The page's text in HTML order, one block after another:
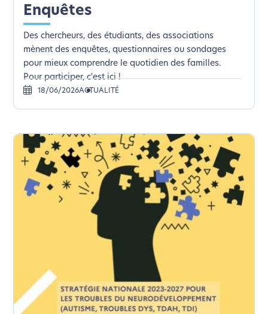
Enquêtes
Des chercheurs, des étudiants, des associations
mènent des enquêtes, questionnaires ou sondages
pour mieux comprendre le quotidien des familles.
Pour participer, c'est ici !
18/06/2026ACTUALITÉ